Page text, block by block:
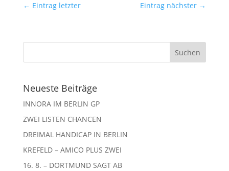
← Eintrag letzter Eintrag nächster →
Neueste Beiträge
INNORA IM BERLIN GP
ZWEI LISTEN CHANCEN
DREIMAL HANDICAP IN BERLIN
KREFELD – AMICO PLUS ZWEI
16. 8. – DORTMUND SAGT AB